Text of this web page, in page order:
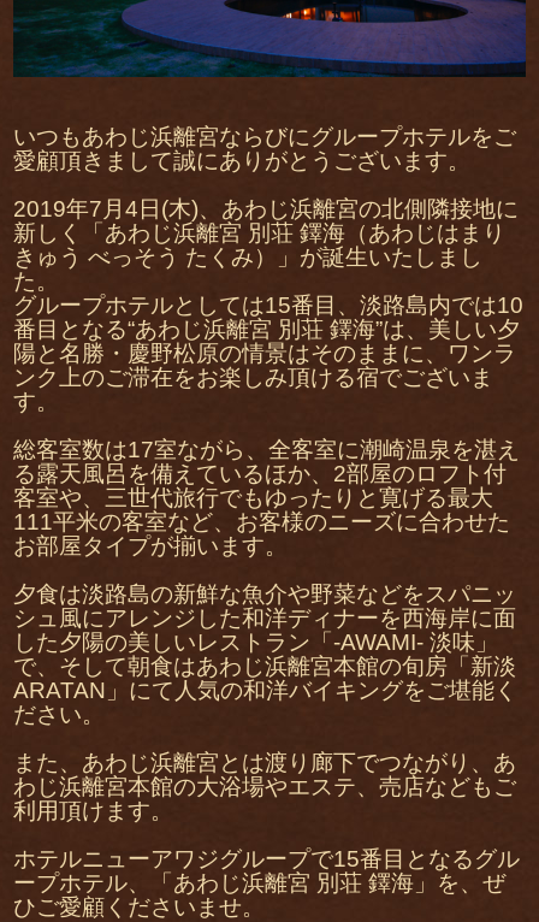
いつもあわじ浜離宮ならびにグループホテルをご
愛顧頂きまして誠にありがとうございます。
2019年7月4日(木)、あわじ浜離宮の北側隣接地に
新しく「あわじ浜離宮 別荘 鐸海（あわじはまり
きゅう べっそう たくみ）」が誕生いたしまし
た。
グループホテルとしては15番目、淡路島内では10
番目となる“あわじ浜離宮 別荘 鐸海”は、美しい夕
陽と名勝・慶野松原の情景はそのままに、ワンラ
ンク上のご滞在をお楽しみ頂ける宿でございま
す。
総客室数は17室ながら、全客室に潮崎温泉を湛え
る露天風呂を備えているほか、2部屋のロフト付
客室や、三世代旅行でもゆったりと寛げる最大
111平米の客室など、お客様のニーズに合わせた
お部屋タイプが揃います。
夕食は淡路島の新鮮な魚介や野菜などをスパニッ
シュ風にアレンジした和洋ディナーを西海岸に面
した夕陽の美しいレストラン「-AWAMI- 淡味」
で、そして朝食はあわじ浜離宮本館の旬房「新淡
ARATAN」にて人気の和洋バイキングをご堪能く
ださい。
また、あわじ浜離宮とは渡り廊下でつながり、あ
わじ浜離宮本館の大浴場やエステ、売店などもご
利用頂けます。
ホテルニューアワジグループで15番目となるグル
ープホテル、「あわじ浜離宮 別荘 鐸海」を、ぜ
ひご愛顧くださいませ。